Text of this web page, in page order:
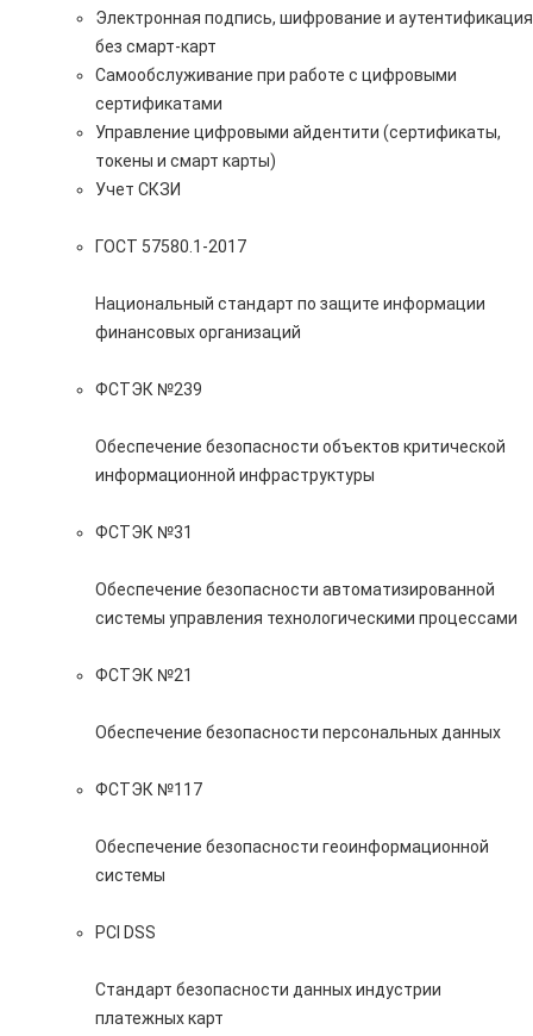
Электронная подпись, шифрование и аутентификация
без смарт-карт
Самообслуживание при работе с цифровыми
сертификатами
Управление цифровыми айдентити (сертификаты,
токены и смарт карты)
Учет СКЗИ
ГОСТ 57580.1-2017
Национальный стандарт по защите информации
финансовых организаций
ФСТЭК №239
Обеспечение безопасности объектов критической
информационной инфраструктуры
ФСТЭК №31
Обеспечение безопасности автоматизированной
системы управления технологическими процессами
ФСТЭК №21
Обеспечение безопасности персональных данных
ФСТЭК №117
Обеспечение безопасности геоинформационной
системы
PCI DSS
Стандарт безопасности данных индустрии
платежных карт